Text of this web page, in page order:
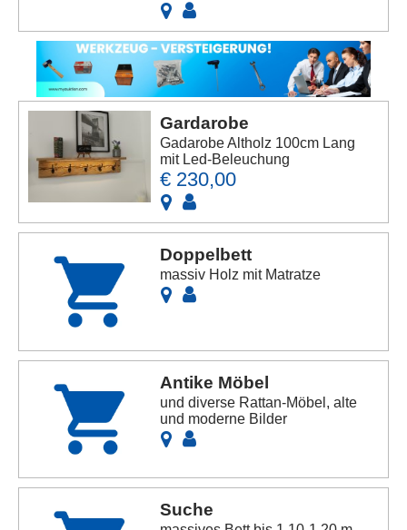
Gardarobe
Gadarobe Altholz 100cm Lang
mit Led-Beleuchung
€ 230,00
Doppelbett
massiv Holz mit Matratze
Antike Möbel
und diverse Rattan-Möbel, alte
und moderne Bilder
Suche